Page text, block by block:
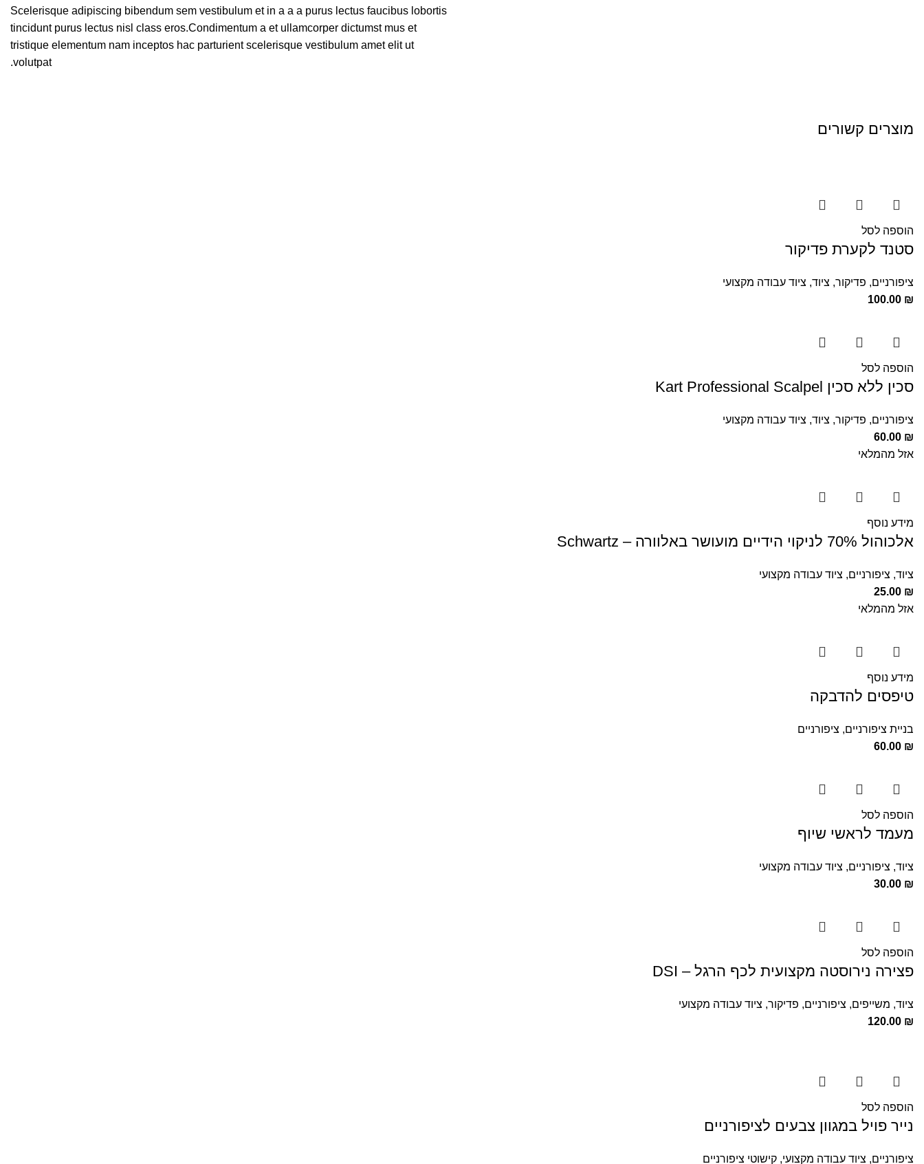
Scelerisque adipiscing bibendum sem vestibulum et in a a a purus lectus faucibus lobortis
tincidunt purus lectus nisl class eros.Condimentum a et ullamcorper dictumst mus et
tristique elementum nam inceptos hac parturient scelerisque vestibulum amet elit ut
volutpat.
מוצרים קשורים
הוספה לסל
סטנד לקערת פדיקור
ציפורניים, פדיקור, ציוד, ציוד עבודה מקצועי
100.00 ₪
הוספה לסל
סכין ללא סכין Kart Professional Scalpel
ציפורניים, פדיקור, ציוד, ציוד עבודה מקצועי
60.00 ₪
אזל מהמלאי
מידע נוסף
אלכוהול 70% לניקוי הידיים מועושר באלוורה – Schwartz
ציוד, ציפורניים, ציוד עבודה מקצועי
25.00 ₪
אזל מהמלאי
מידע נוסף
טיפסים להדבקה
בניית ציפורניים, ציפורניים
60.00 ₪
הוספה לסל
מעמד לראשי שיוף
ציוד, ציפורניים, ציוד עבודה מקצועי
30.00 ₪
הוספה לסל
פצירה נירוסטה מקצועית לכף הרגל – DSI
ציוד, משייפים, ציפורניים, פדיקור, ציוד עבודה מקצועי
120.00 ₪
הוספה לסל
נייר פויל במגוון צבעים לציפורניים
ציפורניים, ציוד עבודה מקצועי, קישוטי ציפורניים